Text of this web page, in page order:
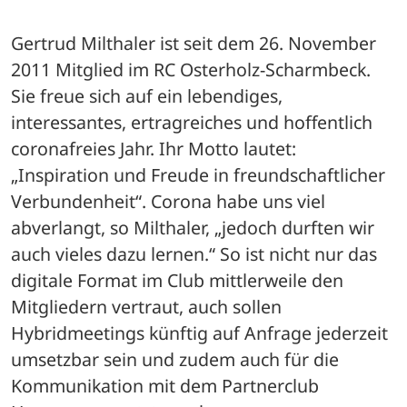
Gertrud Milthaler ist seit dem 26. November
2011 Mitglied im RC Osterholz-Scharmbeck.
Sie freue sich auf ein lebendiges,
interessantes, ertragreiches und hoffentlich
coronafreies Jahr. Ihr Motto lautet:
„Inspiration und Freude in freundschaftlicher
Verbundenheit“. Corona habe uns viel
abverlangt, so Milthaler, „jedoch durften wir
auch vieles dazu lernen.“ So ist nicht nur das
digitale Format im Club mittlerweile den
Mitgliedern vertraut, auch sollen
Hybridmeetings künftig auf Anfrage jederzeit
umsetzbar sein und zudem auch für die
Kommunikation mit dem Partnerclub